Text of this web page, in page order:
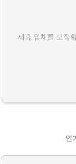
제휴 업체를 모집
인